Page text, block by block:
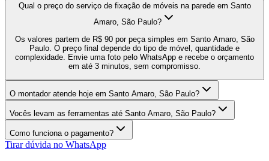
Qual o preço do serviço de fixação de móveis na parede em Santo
Amaro, São Paulo?
Os valores partem de R$ 90 por peça simples em Santo Amaro, São
Paulo. O preço final depende do tipo de móvel, quantidade e
complexidade. Envie uma foto pelo WhatsApp e recebe o orçamento
em até 3 minutos, sem compromisso.
O montador atende hoje em Santo Amaro, São Paulo?
Vocês levam as ferramentas até Santo Amaro, São Paulo?
Como funciona o pagamento?
Tirar dúvida no WhatsApp